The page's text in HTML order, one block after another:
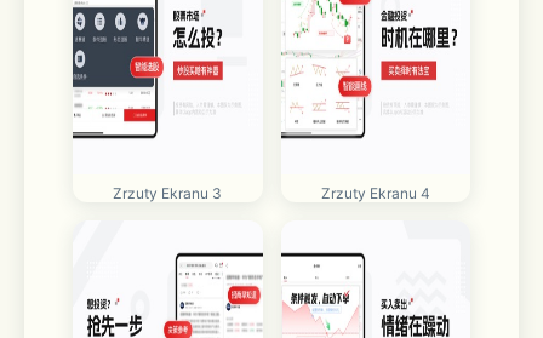
Zrzuty Ekranu 3 Zrzuty Ekranu 4